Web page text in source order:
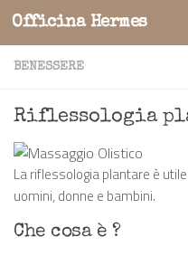
Salta al contenuto
Officina Hermes
BENESSERE
Riflessologia
La riflessologia plantare è
uomini, donne e bambini.
Che cosa è ?